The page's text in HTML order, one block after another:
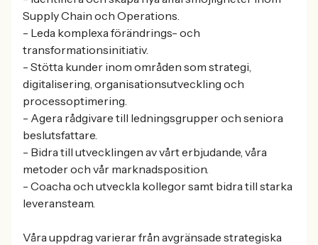
Supply Chain och Operations.
- Leda komplexa förändrings- och
transformationsinitiativ.
- Stötta kunder inom områden som strategi,
digitalisering, organisationsutveckling och
processoptimering.
- Agera rådgivare till ledningsgrupper och seniora
beslutsfattare.
- Bidra till utvecklingen av vårt erbjudande, våra
metoder och vår marknadsposition.
- Coacha och utveckla kollegor samt bidra till starka
leveransteam.
Våra uppdrag varierar från avgränsade strategiska